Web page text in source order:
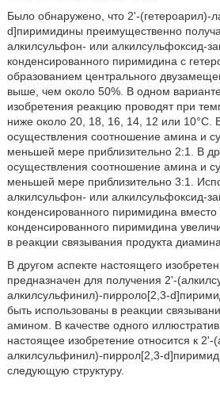
Было обнаружено, что 2'-(гетероарил)-
d]пиримидины преимущественно
алкилсульфон- или алкилсульфоксид-
конденсированного пиримидина с
образованием центрального
выше, чем около 50%. В одном
изобретения реакцию проводят при
ниже около 20, 18, 16, 14, 12 или 10°C.
осуществления соотношение амина и
меньшей мере приблизительно 2:1. В
осуществления соотношение амина и
меньшей мере приблизительно 3:1.
алкилсульфон- или алкилсульфоксид-
конденсированного пиримидина
конденсированного пиримидина
в реакции связывания продукта диамина.
В другом аспекте настоящего
предназначен для получения 2'-
алкилсульфинил)-пирроло[2,3-
быть использованы в реакции
амином. В качестве одного
настоящее изобретение относится к
алкилсульфинил)-пиррол[2,3-
следующую структуру.